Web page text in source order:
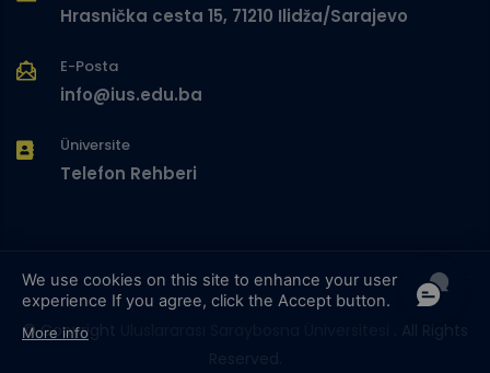
Hrasnička cesta 15, 71210 Ilidža/Sarajevo
E-Posta
info@ius.edu.ba
Üniversite
Telefon Rehberi
© Copyright
We use cookies on this site to enhance your user
experience If you agree, click the Accept button.
More info